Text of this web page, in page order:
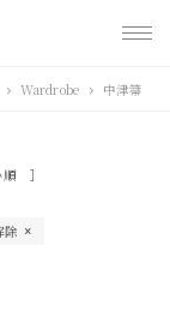
Wardrobe 中津箒
順
除